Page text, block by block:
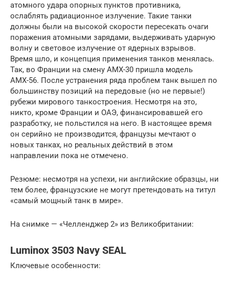
атомного удара опорных пунктов противника,
ослаблять радиационное излучение. Такие танки
должны были на высокой скорости пересекать очаги
поражения атомными зарядами, выдерживать ударную
волну и световое излучение от ядерных взрывов.
Время шло, и концепция применения танков менялась.
Так, во Франции на смену АМХ-30 пришла модель
АМХ-56. После устранения ряда проблем танк вышел по
большинству позиций на передовые (но не первые!)
рубежи мирового танкостроения. Несмотря на это,
никто, кроме Франции и ОАЭ, финансировавшей его
разработку, не польстился на него. В настоящее время
он серийно не производится, французы мечтают о
новых танках, но реальных действий в этом
направлении пока не отмечено.
Резюме: несмотря на успехи, ни английские образцы, ни
тем более, французские не могут претендовать на титул
«самый мощный танк в мире».
На снимке — «Челленджер 2» из Великобритании:
Luminox 3503 Navy SEAL
Ключевые особенности: